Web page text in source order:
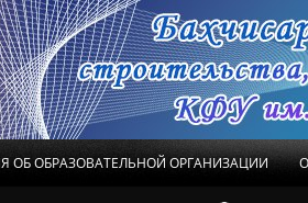
ОБ ОБРАЗОВАТЕЛЬНОЙ ОРГАНИЗАЦИИ